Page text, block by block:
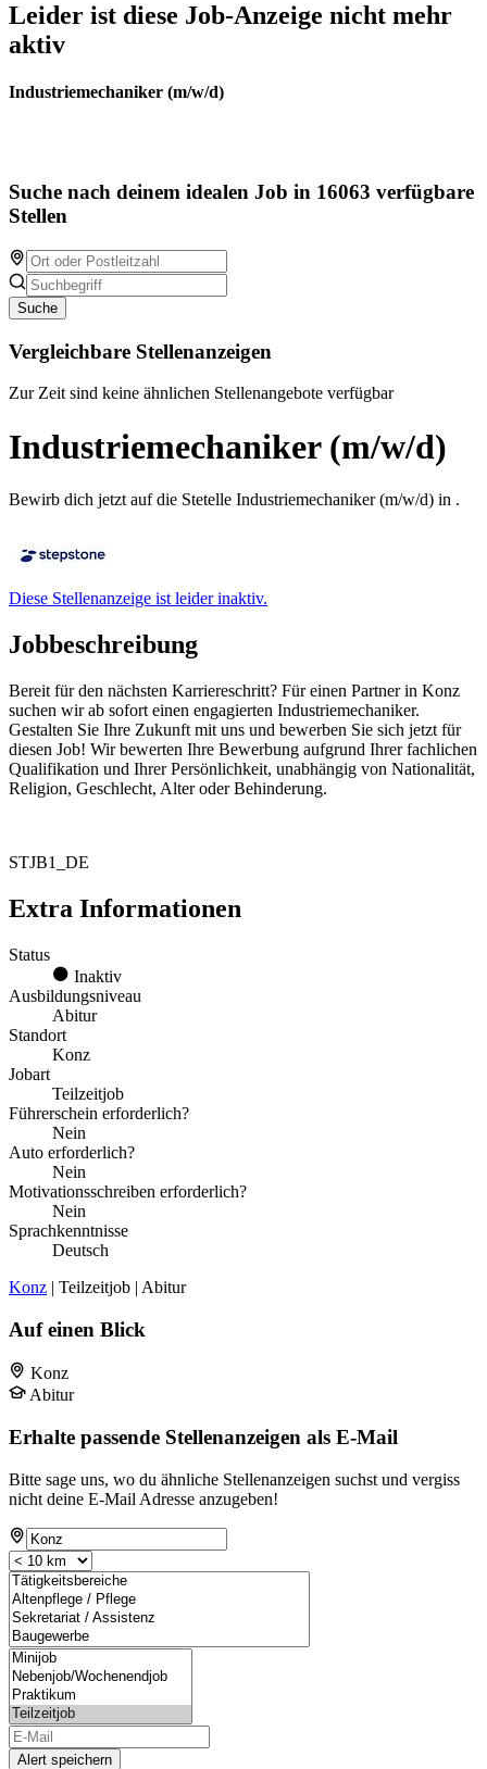
Leider ist diese Job-Anzeige nicht mehr
aktiv
Industriemechaniker (m/w/d)
Suche nach deinem idealen Job in 16063 verfügbare
Stellen
Suche
Vergleichbare Stellenanzeigen
Zur Zeit sind keine ähnlichen Stellenangebote verfügbar
Industriemechaniker (m/w/d)
Bewirb dich jetzt auf die Stetelle Industriemechaniker (m/w/d) in .
Diese Stellenanzeige ist leider inaktiv.
Jobbeschreibung
Bereit für den nächsten Karriereschritt? Für einen Partner in Konz
suchen wir ab sofort einen engagierten Industriemechaniker.
Gestalten Sie Ihre Zukunft mit uns und bewerben Sie sich jetzt für
diesen Job! Wir bewerten Ihre Bewerbung aufgrund Ihrer fachlichen
Qualifikation und Ihrer Persönlichkeit, unabhängig von Nationalität,
Religion, Geschlecht, Alter oder Behinderung.
STJB1_DE
Extra Informationen
Status
Inaktiv
Ausbildungsniveau
Abitur
Standort
Konz
Jobart
Teilzeitjob
Führerschein erforderlich?
Nein
Auto erforderlich?
Nein
Motivationsschreiben erforderlich?
Nein
Sprachkenntnisse
Deutsch
Konz | Teilzeitjob | Abitur
Auf einen Blick
Konz
Abitur
Erhalte passende Stellenanzeigen als E-Mail
Bitte sage uns, wo du ähnliche Stellenanzeigen suchst und vergiss
nicht deine E-Mail Adresse anzugeben!
Alert speichern